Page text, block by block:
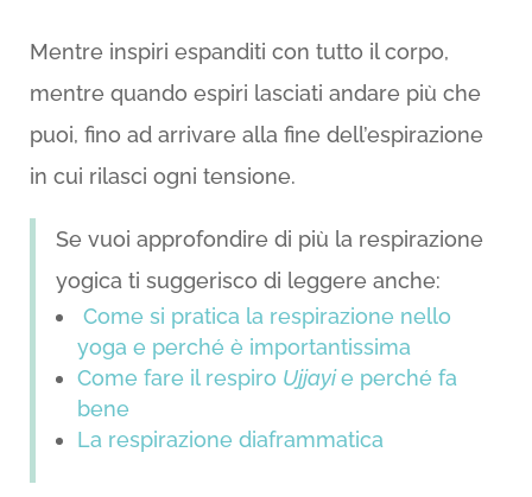
Mentre inspiri espanditi con tutto il corpo,
mentre quando espiri lasciati andare più che
puoi, fino ad arrivare alla fine dell’espirazione
in cui rilasci ogni tensione.
Se vuoi approfondire di più la respirazione
yogica ti suggerisco di leggere anche:
Come si pratica la respirazione nello
yoga e perché è importantissima
Come fare il respiro Ujjayie perché fa
bene
La respirazione diaframmatica